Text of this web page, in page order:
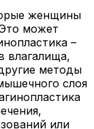
женщины
может
–
влагалища,
методы
слоя
или